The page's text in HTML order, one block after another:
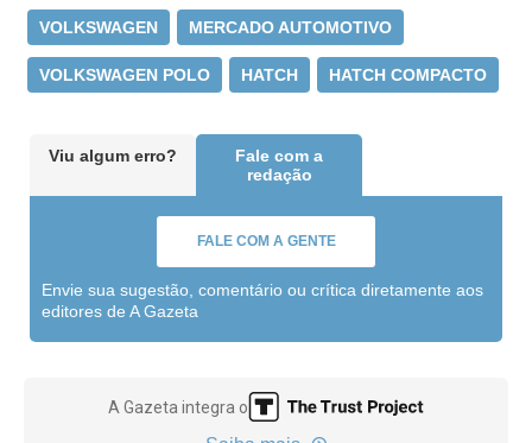
VOLKSWAGEN MERCADO AUTOMOTIVO
VOLKSWAGEN POLO HATCH HATCH COMPACTO
Viu algum erro?
Fale com a
redação
FALE COM A GENTE
Envie sua sugestão, comentário ou crítica diretamente aos
editores de A Gazeta
A Gazeta integra o